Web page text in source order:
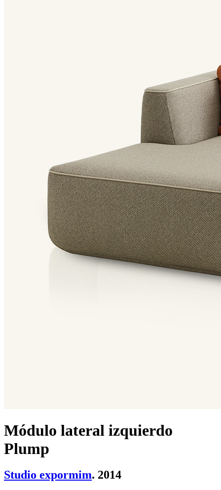
Módulo lateral izquierdo
Plump
Studio expormim. 2014